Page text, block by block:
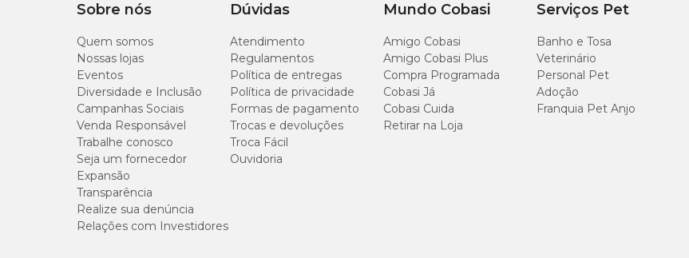
Sobre nós
Quem somos
Nossas lojas
Eventos
Diversidade e Inclusão
Campanhas Sociais
Venda Responsável
Trabalhe conosco
Seja um fornecedor
Expansão
Transparência
Realize sua denúncia
Relações com Investidores
Dúvidas
Atendimento
Regulamentos
Política de entregas
Política de privacidade
Formas de pagamento
Trocas e devoluções
Troca Fácil
Ouvidoria
Mundo Cobasi
Amigo Cobasi
Amigo Cobasi Plus
Compra Programada
Cobasi Já
Cobasi Cuida
Retirar na Loja
Serviços Pet
Banho e Tosa
Veterinário
Personal Pet
Adoção
Franquia Pet Anjo